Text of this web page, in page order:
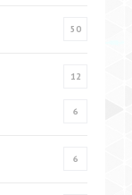
50
12
6
6